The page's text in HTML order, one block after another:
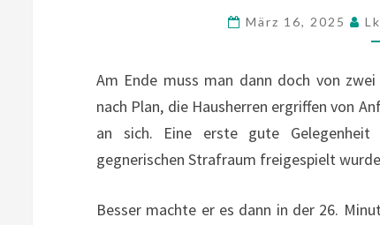
März 16, 2025
Am Ende muss man dann doch von
nach Plan, die Hausherren ergriffen von
an sich. Eine erste gute
gegnerischen Strafraum freigespielt
Besser machte er es dann in der 26.